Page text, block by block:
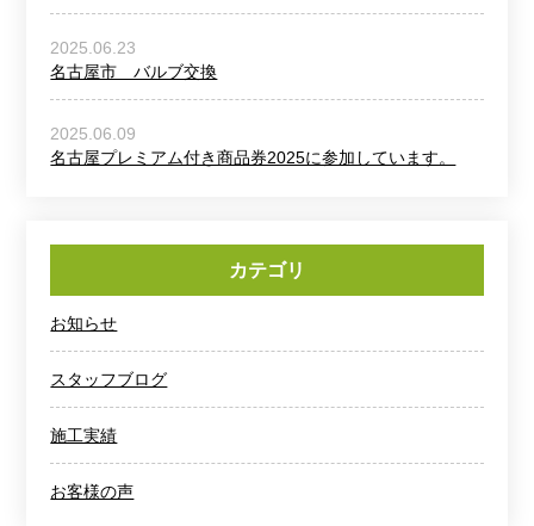
2025.06.23
名古屋市 バルブ交換
2025.06.09
名古屋プレミアム付き商品券2025に参加しています。
カテゴリ
お知らせ
スタッフブログ
施工実績
お客様の声